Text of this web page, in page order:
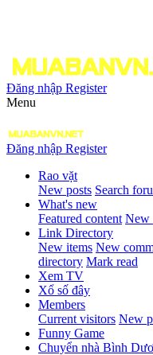
Đăng nhập Register
Menu
Đăng nhập Register
Rao vặt
New posts Search
What's new
Featured content New
Link Directory
New items New
directory Mark read
Xem TV
Xổ số đây
Members
Current visitors New
Funny Game
Chuyển nhà Bình